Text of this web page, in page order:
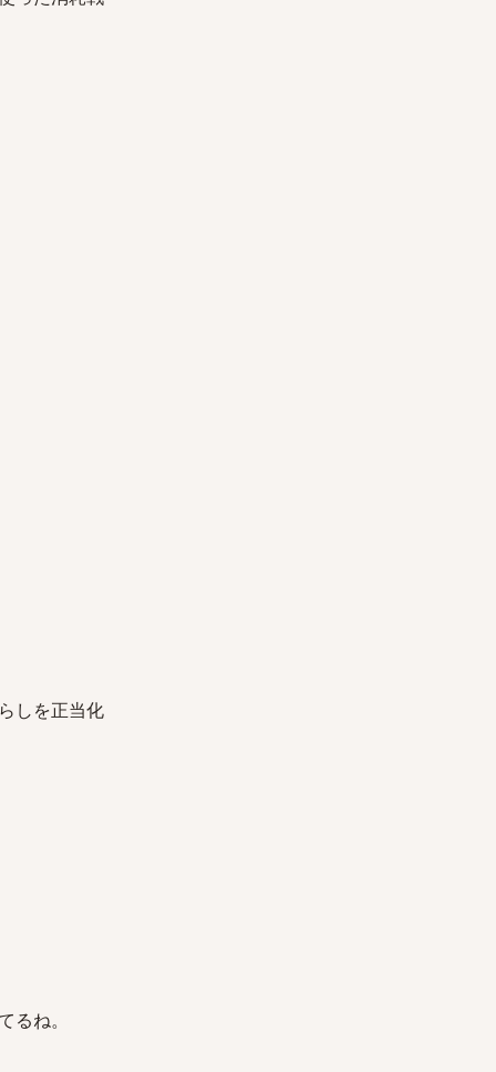
しを正当化
ね。